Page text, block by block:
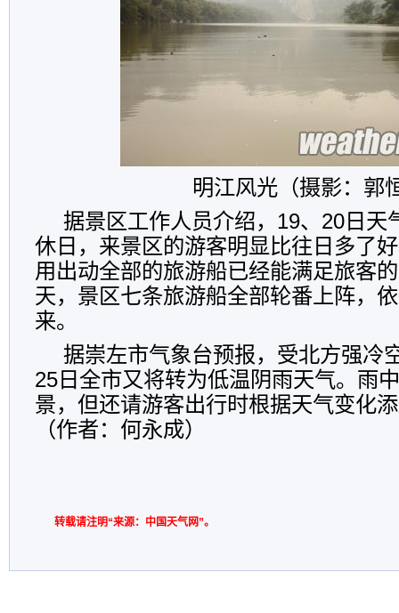
明江风光（摄影：郭
据景区工作人员介绍，19、20日天
休日，来景区的游客明显比往日多了
用出动全部的旅游船已经能满足旅客
天，景区七条旅游船全部轮番上阵，
来。
据崇左市气象台预报，受北方强冷
25日全市又将转为低温阴雨天气。雨
景，但还请游客出行时根据天气变化
（作者：何永成）
转载请注明“来源：中国天气网”。